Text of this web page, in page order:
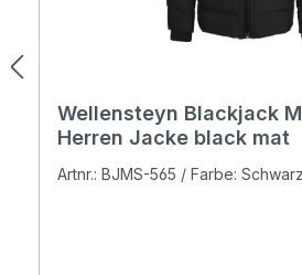
Wellensteyn Blackjack
Herren Jacke black mat
Artnr.: BJMS-565 / Farbe: Schwarz